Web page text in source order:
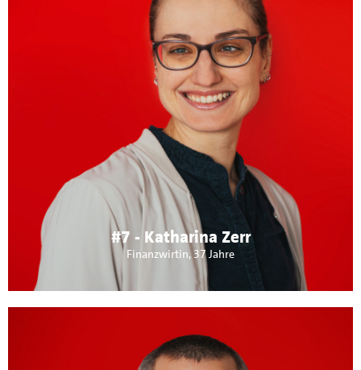
#7 - Katharina Zerr
Finanzwirtin, 37 Jahre
Über mich:
verheiratet, 2 Kinder. Ehrenamtlich tätig als
Vorstandsmitglied bei Stara&friends e.V., dem GSV, als
Elternbeirat der Johannes-Widmann-Schule und im
Kindergarten Altes Schulhaus. Schwerpunktthemen:
Maichingen als lebenswerter Ort für Kinder, Jugendliche
und Familien. Zukünftige und zukunftsfähige
Weiterentwicklung der Infrastruktur in Maichingen (Leben
und Wohnen).